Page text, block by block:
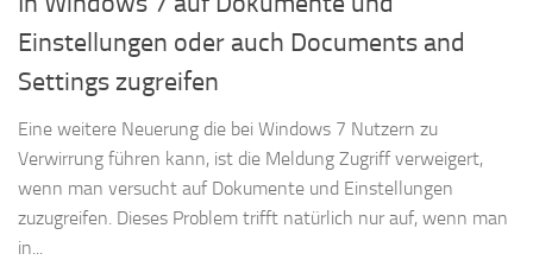
Einstellungen oder auch Documents and
Settings zugreifen
Eine weitere Neuerung die bei Windows 7 Nutzern zu
Verwirrung führen kann, ist die Meldung Zugriff verweigert,
wenn man versucht auf Dokumente und Einstellungen
zuzugreifen. Dieses Problem trifft natürlich nur auf, wenn man
in...